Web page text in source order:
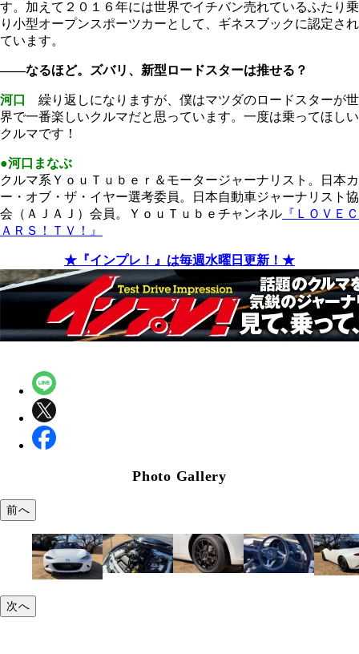
す。加えて２０１６年には世界でイチバン売れているふたり乗
り小型オープンスポーツカーとして、ギネスブックに認定され
ています。
――なるほど。ズバリ、新型ロードスターは推せる？
河口
繰り返しになりますが、僕はマツダのロードスターが世
界で一番楽しいクルマだと思っています。一度は乗ってほしい
クルマです！
●河口まなぶ
クルマ系ＹｏｕＴｕｂｅｒ＆モータージャーナリスト。日本カ
ー・オブ・ザ・イヤー選考委員。日本自動車ジャーナリスト協
会（ＡＪＡＪ）会員。ＹｏｕＴｕｂｅチャンネル 『ＬＯＶＥＣ
ＡＲＳ！ＴＶ！』
★『インプレ！』は毎週水曜日更新！★
Photo Gallery
前へ
次へ